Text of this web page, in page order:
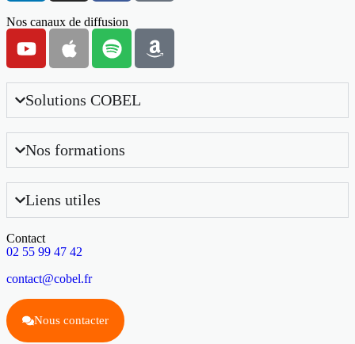
Nos canaux de diffusion
Solutions COBEL
Nos formations
Liens utiles
Contact
02 55 99 47 42
contact@cobel.fr
Nous contacter